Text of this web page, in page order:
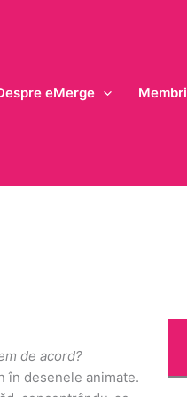
eMerge Membri
de acord?
în desenele animate.